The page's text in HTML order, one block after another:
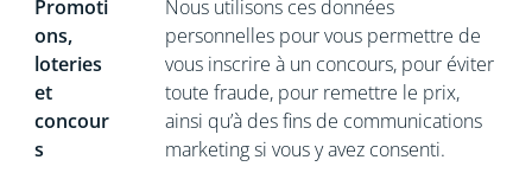
Promoti
ons,
loteries
et
concour
s
Nous utilisons ces données
personnelles pour vous permettre de
vous inscrire à un concours, pour éviter
toute fraude, pour remettre le prix,
ainsi qu’à des fins de communications
marketing si vous y avez consenti.